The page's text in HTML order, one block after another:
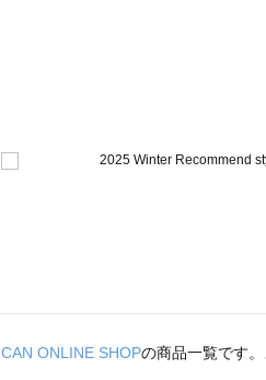
CAN ONLINE SHOPの商品一覧です。